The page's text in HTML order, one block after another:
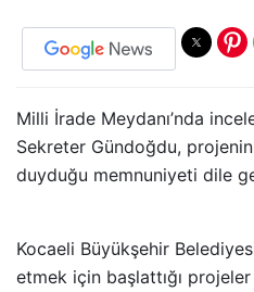
Milli İrade Meydanı’nda
Sekreter Gündoğdu, projenin
duyduğu memnuniyeti dile
Kocaeli Büyükşehir
etmek için başlattığı